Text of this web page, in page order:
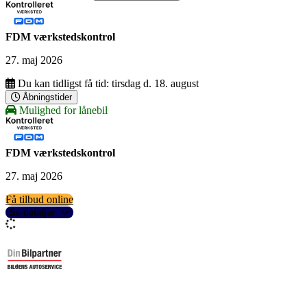
FDM værkstedskontrol
27. maj 2026
Du kan tidligst få tid: tirsdag d. 18. august
Åbningstider
Mulighed for lånebil
FDM værkstedskontrol
27. maj 2026
Få tilbud online
Se detaljer